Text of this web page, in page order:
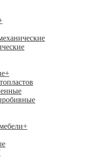
+
+